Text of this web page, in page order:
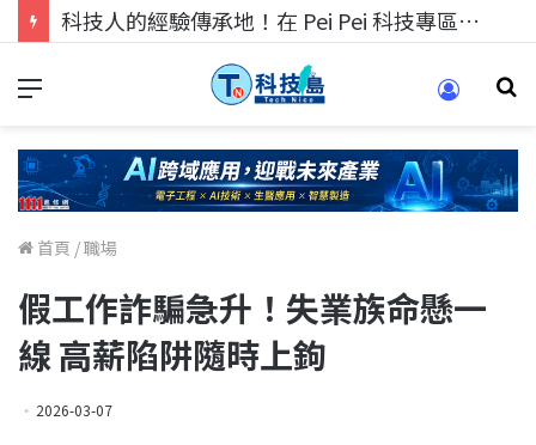
科技人的經驗傳承地！在 Pei Pei 科技專區，與學弟妹交流最硬核的技術
首頁 /職場
假工作詐騙急升！失業族命懸一
線 高薪陷阱隨時上鉤
2026-03-07